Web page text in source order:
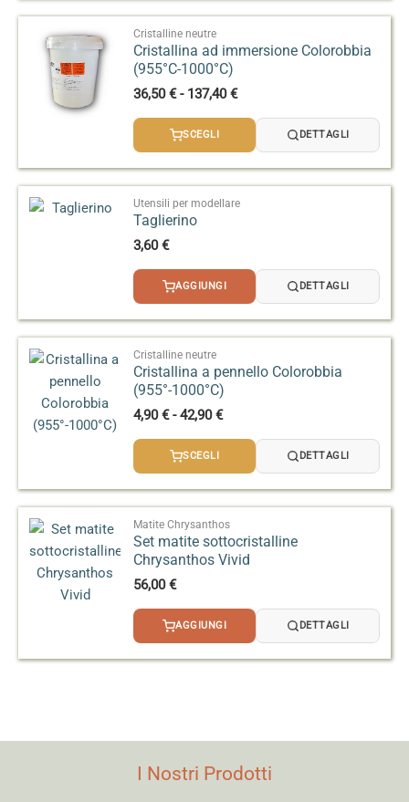
Cristalline neutre
Cristallina ad immersione Colorobbia
(955°C-1000°C)
36,50€ - 137,40€Fascia
prezzo:
137,40 €
SCEGLI DETTAGLI
Utensili per modellare
Taglierino
3,60€
AGGIUNGI DETTAGLI
Cristalline neutre
Cristallina a pennello Colorobbia
(955°-1000°C)
4,90€ - 42,90€Fascia
prezzo:
42,90 €
SCEGLI DETTAGLI
Matite Chrysanthos
Set matite sottocristalline
Chrysanthos Vivid
56,00€
AGGIUNGI DETTAGLI
I Nostri Prodotti